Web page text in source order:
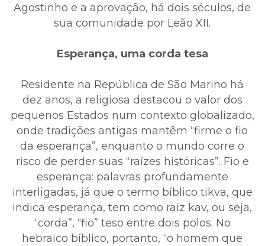
Agostinho e a aprovação, há dois séculos, de
sua comunidade por Leão XII.
Esperança, uma corda tesa
Residente na República de São Marino há
dez anos, a religiosa destacou o valor dos
pequenos Estados num contexto globalizado,
onde tradições antigas mantêm “firme o fio
da esperança”, enquanto o mundo corre o
risco de perder suas “raízes históricas”. Fio e
esperança: palavras profundamente
interligadas, já que o termo bíblico tikva, que
indica esperança, tem como raiz kav, ou seja,
“corda”, “fio” teso entre dois polos. No
hebraico bíblico, portanto, “o homem que